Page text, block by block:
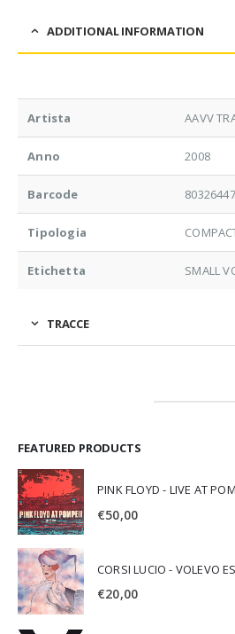
ADDITIONAL INFORMATION
Artista AAVV
Anno 2008
Barcode
Tipologia
Etichetta SMALL
TRACCE
FEATURED PRODUCTS
PINK FLOYD - LIVE AT
€50,00
CORSI LUCIO - VOLEVO
€20,00